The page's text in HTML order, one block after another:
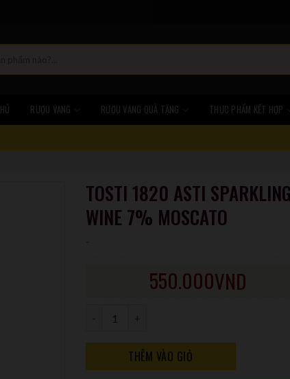
RƯỢU VANG RƯỢU VANG QUÀ TẶNG THỰC PHẨM KẾT HỢP
TOSTI 1820 ASTI SPARKLING
WINE 7% MOSCATO
550.000VND
THÊM VÀO GIỎ